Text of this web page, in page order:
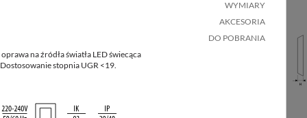
WYMIARY
AKCESORIA
DO POBRANIA
na źródła światła LED świecąca
stopnia UGR <19.
40 1